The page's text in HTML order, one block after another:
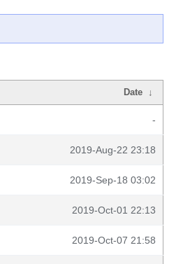
Date ↓
-
2019-Aug-22 23:18
2019-Sep-18 03:02
2019-Oct-01 22:13
2019-Oct-07 21:58